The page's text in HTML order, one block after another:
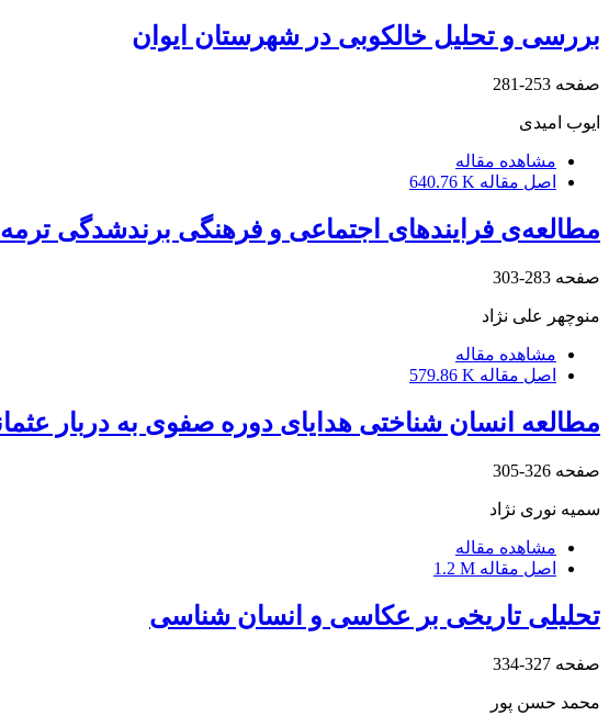
بررسی و تحلیل خالکوبی‌ در شهرستان ایوان
صفحه 253-281
ایوب امیدی
مشاهده مقاله
اصل مقاله 640.76 K
مطالعه‌ی فرایندهای اجتماعی و فرهنگی برندشدگی
صفحه 283-303
منوچهر علی نژاد
مشاهده مقاله
اصل مقاله 579.86 K
مطالعه انسان شناختی هدایای دوره صفوی به دربار
صفحه 326-305
سمیه نوری نژاد
مشاهده مقاله
اصل مقاله 1.2 M
تحلیلی تاریخی بر عکاسی و انسان شناسی
صفحه 327-334
محمد حسن پور